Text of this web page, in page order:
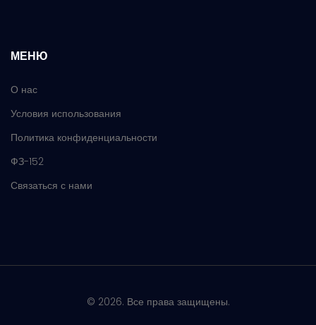
МЕНЮ
О нас
Условия использования
Политика конфиденциальности
ФЗ-152
Связаться с нами
© 2026. Все права защищены.